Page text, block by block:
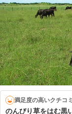
満足度の高いクチコミ
のんびり草をはむ黒